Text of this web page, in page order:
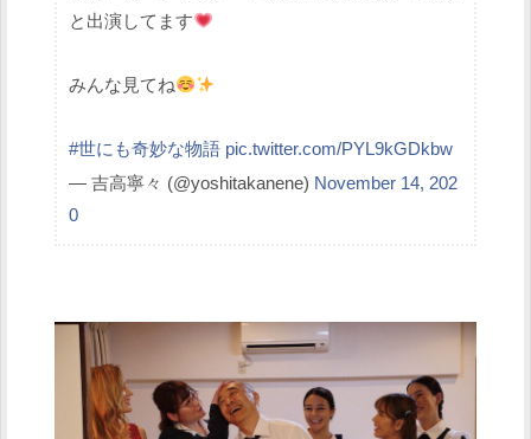
と出演してます
みんな見てね
#世にも奇妙な物語 pic.twitter.com/PYL9kGDkbw
— 吉高寧々 (@yoshitakanene) November 14, 202
0